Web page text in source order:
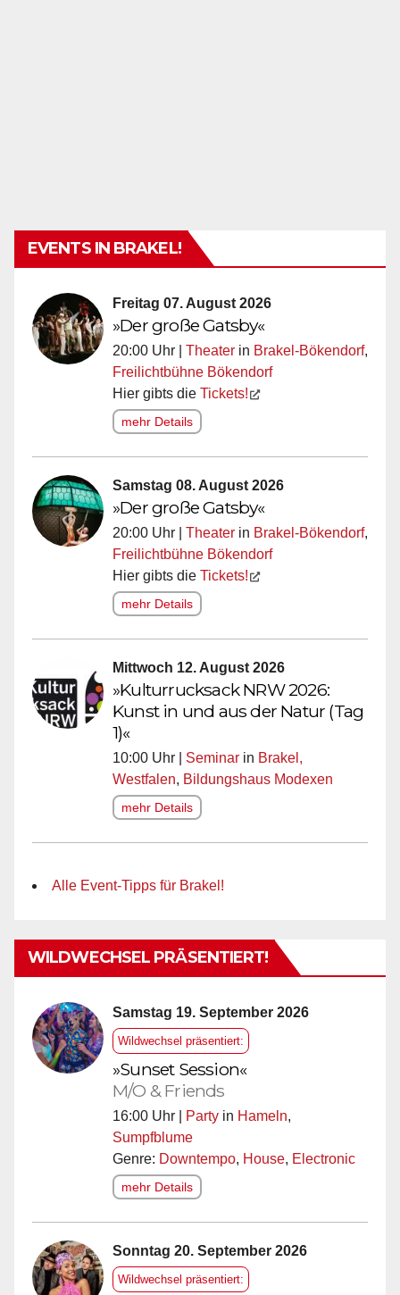
EVENTS IN BRAKEL!
Freitag 07. August 2026
»Der große Gatsby«
20:00 Uhr | Theater in Brakel-Bökendorf,
Freilichtbühne Bökendorf
Hier gibts die Tickets!
mehr Details
Samstag 08. August 2026
»Der große Gatsby«
20:00 Uhr | Theater in Brakel-Bökendorf,
Freilichtbühne Bökendorf
Hier gibts die Tickets!
mehr Details
Mittwoch 12. August 2026
»Kulturrucksack NRW 2026:
Kunst in und aus der Natur (Tag
1)«
10:00 Uhr | Seminar in Brakel,
Westfalen, Bildungshaus Modexen
mehr Details
Alle Event-Tipps für Brakel!
WILDWECHSEL PRÄSENTIERT!
Samstag 19. September 2026
Wildwechsel präsentiert:
»Sunset Session«
M/O & Friends
16:00 Uhr | Party in Hameln,
Sumpfblume
Genre: Downtempo, House, Electronic
mehr Details
Sonntag 20. September 2026
Wildwechsel präsentiert: